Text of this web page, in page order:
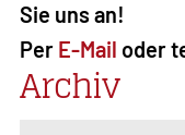
Sie uns an!
Per E-Mail oder
Archiv